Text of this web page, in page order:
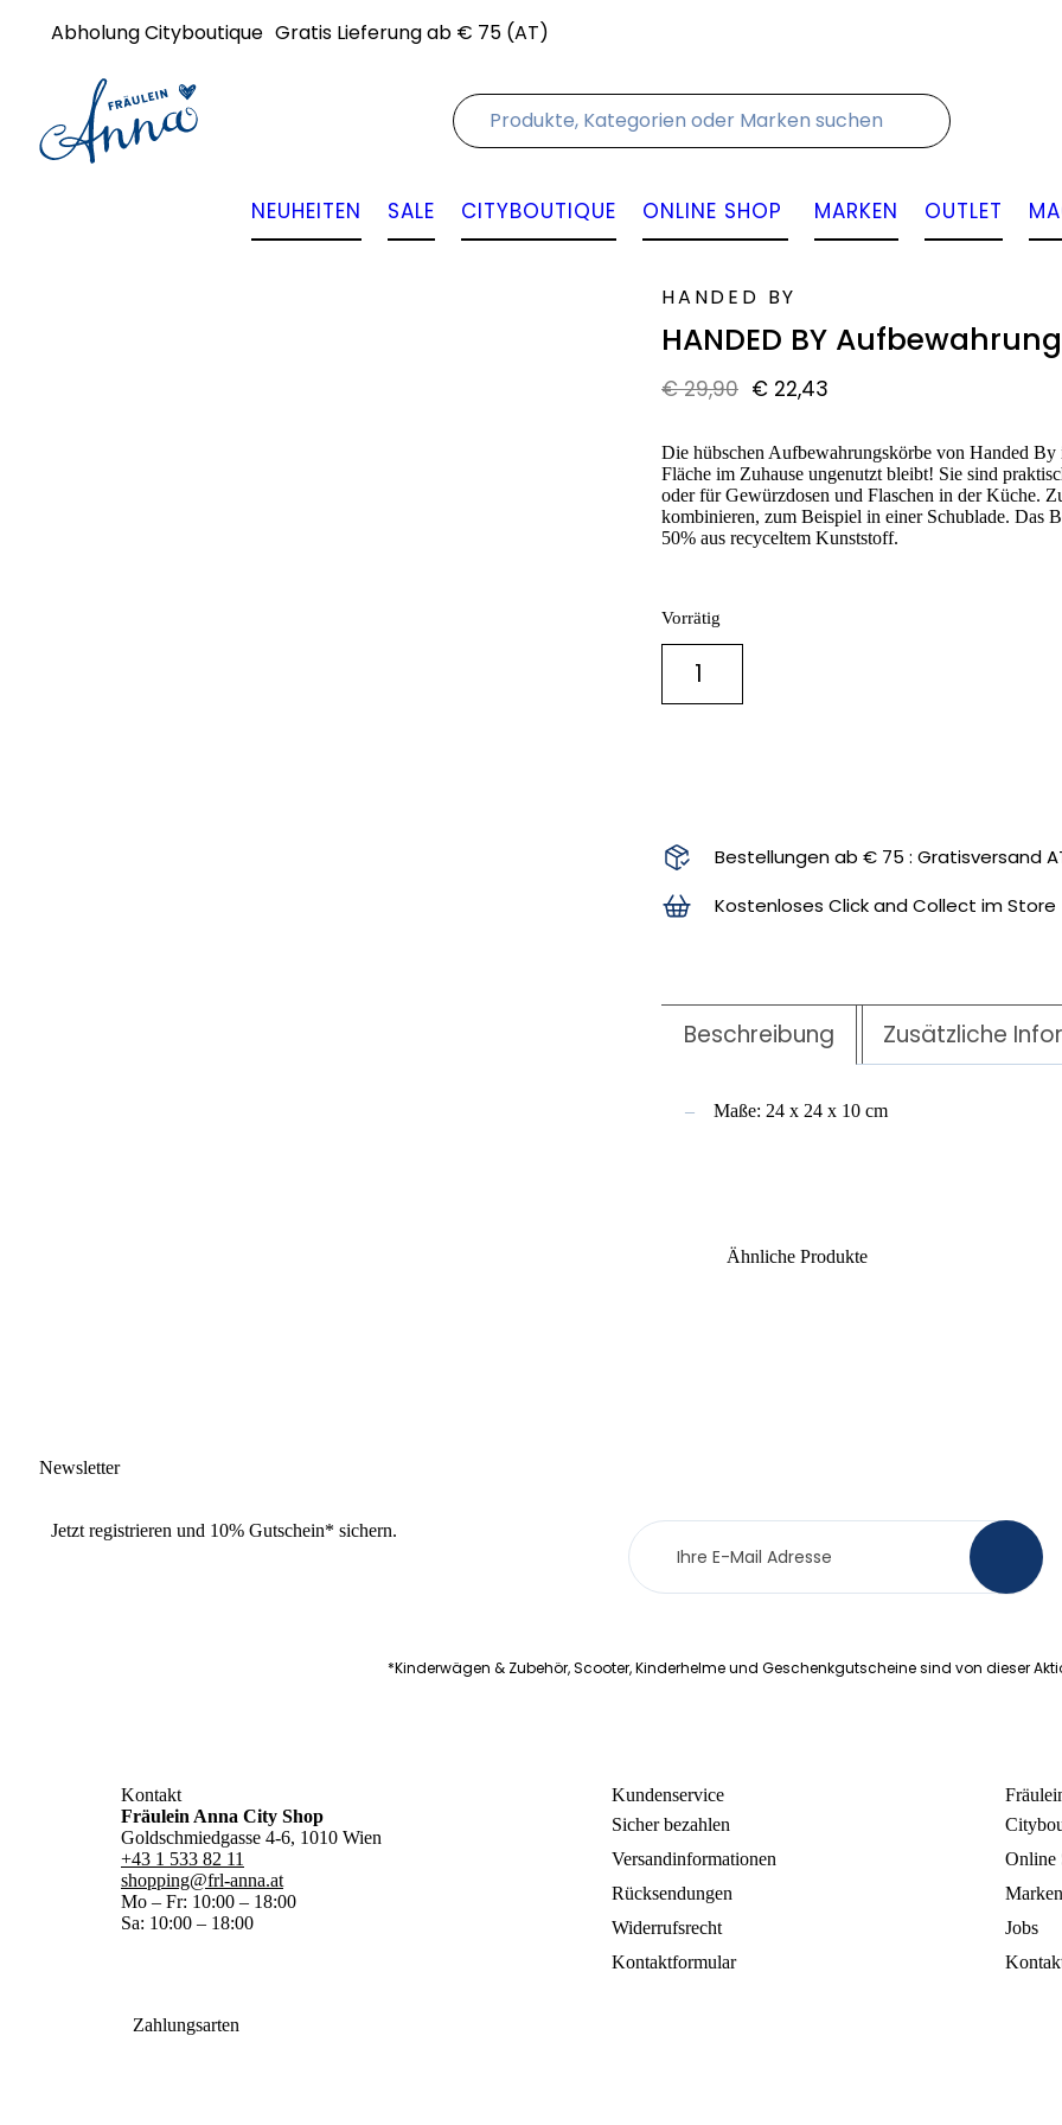
Abholung Cityboutique Gratis Lieferung ab € 75 (AT)
NEUHEITEN SALE CITYBOUTIQUE ONLINE SHOP MARKEN OUTLET
HANDED BY
HANDED BY
€29,90 € 22,43
Die hübschen Aufbewahrungskörbe von Handed By
Fläche im Zuhause ungenutzt bleibt! Sie sind
oder für Gewürzdosen und Flaschen in der Küche.
kombinieren, zum Beispiel in einer Schublade. Das
50% aus recyceltem Kunststoff.
Vorrätig
Bestellungen ab € 75 : Gratisversand
Kostenloses Click and Collect im Store
Beschreibung Zusätzliche
Maße: 24 x 24 x 10 cm
Ähnliche Produkte
Newsletter
Jetzt registrieren und 10% Gutschein* sichern.
Newsletter
Anmeldung
*Kinderwägen & Zubehör, Scooter, Kinderhelme und Geschenkgutscheine sind von dieser
Kontakt
Fräulein Anna City Shop
Goldschmiedgasse 4-6, 1010 Wien
+43 1 533 82 11
shopping@frl-anna.at
Mo – Fr: 10:00 – 18:00
Sa: 10:00 – 18:00
Kundenservice
Sicher bezahlen
Versandinformationen
Rücksendungen
Widerrufsrecht
Kontaktformular
Online
Marken
Jobs
Zahlungsarten